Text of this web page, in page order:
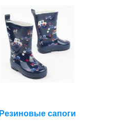
Резиновые сапоги